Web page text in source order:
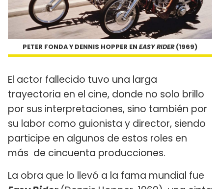
PETER FONDA Y DENNIS HOPPER EN EASY RIDER(1969)
El actor fallecido tuvo una larga
trayectoria en el cine, donde no solo brillo
por sus interpretaciones, sino también por
su labor como guionista y director, siendo
participe en algunos de estos roles en
más de cincuenta producciones.
La obra que lo llevó a la fama mundial fue